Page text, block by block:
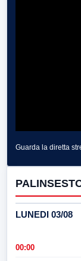
Guarda la diretta
LUNEDI 03/08
00:00